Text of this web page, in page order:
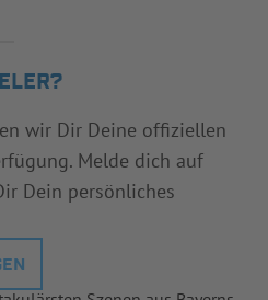
wir Dir Deine offiziellen
Melde dich auf
Dein persönliches